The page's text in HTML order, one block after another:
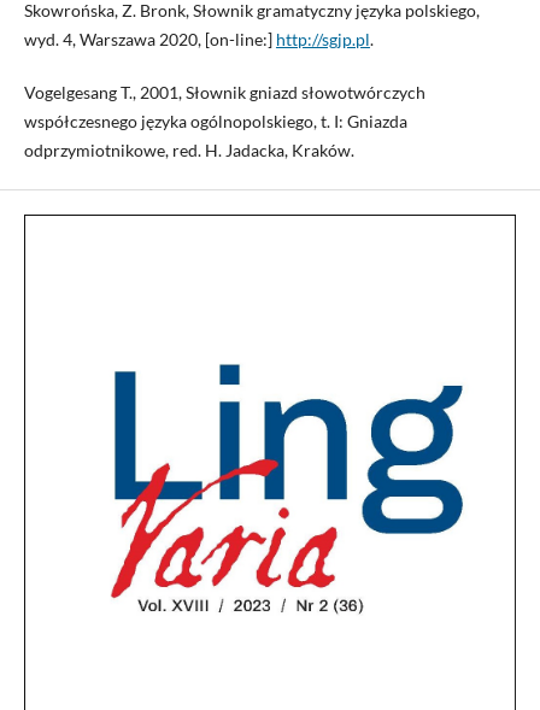
Skowrońska, Z. Bronk, Słownik gramatyczny języka polskiego,
wyd. 4, Warszawa 2020, [on-line:] http://sgjp.pl.
Vogelgesang T., 2001, Słownik gniazd słowotwórczych
współczesnego języka ogólnopolskiego, t. I: Gniazda
odprzymiotnikowe, red. H. Jadacka, Kraków.